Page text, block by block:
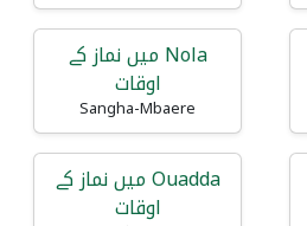
Nola میں نماز کے
اوقات
Sangha-Mbaere
Ouadda میں نماز کے
اوقات